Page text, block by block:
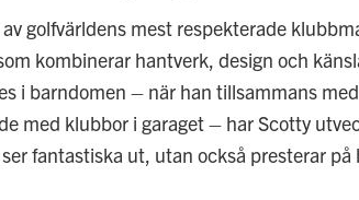
golfvärldens mest respekterade
kombinerar hantverk, design och
i barndomen – när han tillsammans
med klubbor i garaget – har Scotty
fantastiska ut, utan också presterar på